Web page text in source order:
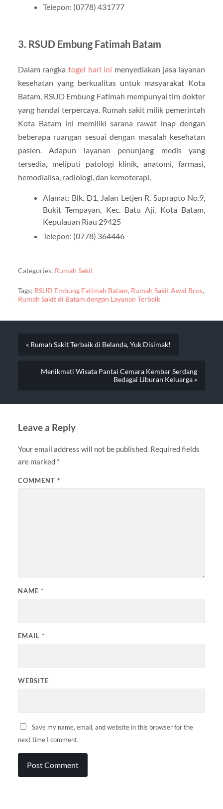
Telepon: (0778) 431777
3. RSUD Embung Fatimah Batam
Dalam rangkatogel hari ini menyediakan jasa layanan
kesehatan yang berkualitas untuk masyarakat Kota
Batam, RSUD Embung Fatimah mempunyai tim dokter
yang handal terpercaya. Rumah sakit milik pemerintah
Kota Batam ini memiliki sarana rawat inap dengan
beberapa ruangan sesuai dengan masalah kesehatan
pasien. Adapun layanan penunjang medis yang
tersedia, meliputi patologi klinik, anatomi, farmasi,
hemodialisa, radiologi, dan kemoterapi.
Alamat: Blk. D1, Jalan Letjen R. Suprapto No.9,
Bukit Tempayan, Kec. Batu Aji, Kota Batam,
Kepulauan Riau 29425
Telepon: (0778) 364446
Categories: Rumah Sakit
Tags: RSUD Embung Fatimah Batam, Rumah Sakit Awal Bros,
Rumah Sakit di Batam dengan Layanan Terbaik
« Rumah Sakit Terbaik di Belanda, Yuk Disimak!
Menikmati Wisata Pantai Cemara Kembar Serdang
Bedagai Liburan Keluarga »
Leave a Reply
Your email address will not be published. Required fields
are marked *
COMMENT *
NAME *
EMAIL *
WEBSITE
Save my name, email, and website in this browser for the
next time I comment.